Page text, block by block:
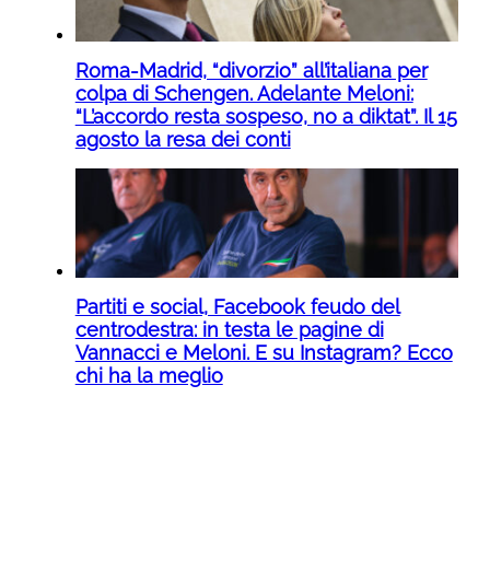
Roma-Madrid, “divorzio” all’italiana per
colpa di Schengen. Adelante Meloni:
“L’accordo resta sospeso, no a diktat”. Il 15
agosto la resa dei conti
Partiti e social, Facebook feudo del
centrodestra: in testa le pagine di
Vannacci e Meloni. E su Instagram? Ecco
chi ha la meglio